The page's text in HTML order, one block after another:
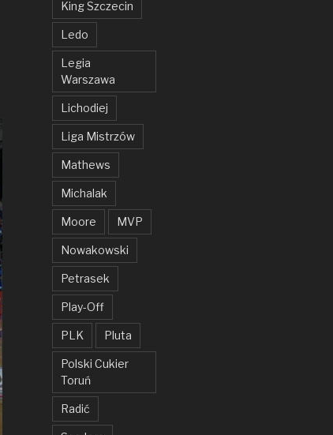
King Szczecin
Ledo
Legia
Warszawa
Lichodiej
Liga Mistrzów
Mathews
Michalak
Moore MVP
Nowakowski
Petrasek
Play-Off
PLK Pluta
Polski Cukier
Toruń
Radić